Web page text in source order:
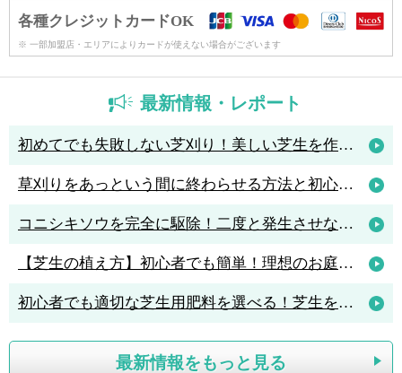
各種クレジットカードOK
※ 一部加盟店・エリアによりカードが使えない場合がございます
最新情報・レポート
初めてでも失敗しない芝刈り！美しい芝生を作るためのコツと人気の芝刈り機4選
草刈りをあっという間に終わらせる方法と初心者におすすめの草刈機3選
コニシキソウを完全に駆除！二度と発生させないポイントは「アリ駆除」
【芝生の植え方】初心者でも簡単！理想のお庭を作る植え方のポイント解説
初心者でも適切な芝生用肥料を選べる！芝生を元気に育てる肥料の知識
最新情報をもっと見る